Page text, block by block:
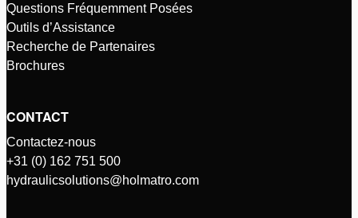
Questions Fréquemment Posées
Outils d’Assistance
Recherche de Partenaires
Brochures
CONTACT
Contactez-nous
+31 (0) 162 751 500
hydraulicsolutions@holmatro.com